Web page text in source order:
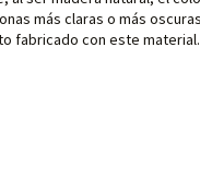
más claras o más
fabricado con este material.